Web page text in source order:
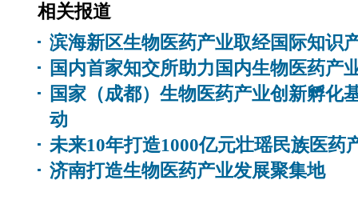
相关报道
滨海新区生物医药产业取经国际知识
国内首家知交所助力国内生物医药产
国家（成都）生物医药产业创新孵化
动
未来10年打造1000亿元壮瑶民族医药
济南打造生物医药产业发展聚集地